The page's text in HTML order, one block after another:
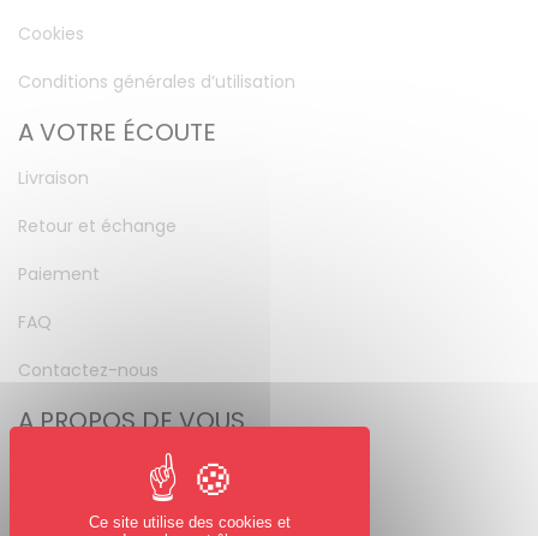
Cookies
Conditions générales d’utilisation
A VOTRE ÉCOUTE
Livraison
Retour et échange
Paiement
FAQ
Contactez-nous
A PROPOS DE VOUS
Mot de passe perdu
Ce site utilise des cookies et